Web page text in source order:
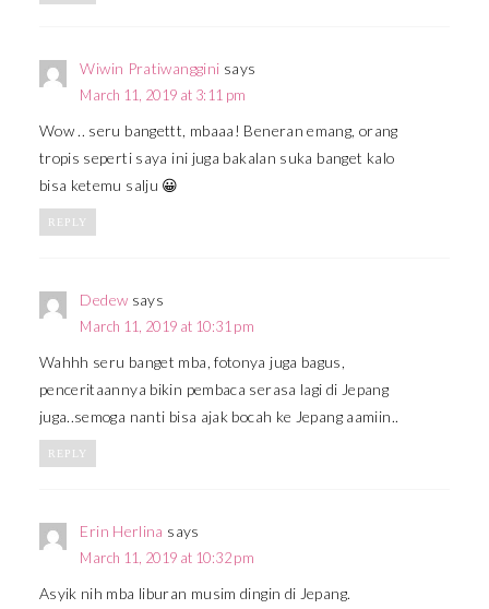
Wiwin Pratiwanggini says
March 11, 2019 at 3:11 pm
Wow .. seru bangettt, mbaaa! Beneran emang, orang
tropis seperti saya ini juga bakalan suka banget kalo
bisa ketemu salju 😀
REPLY
Dedew says
March 11, 2019 at 10:31 pm
Wahhh seru banget mba, fotonya juga bagus,
penceritaannya bikin pembaca serasa lagi di Jepang
juga..semoga nanti bisa ajak bocah ke Jepang aamiin..
REPLY
Erin Herlina says
March 11, 2019 at 10:32 pm
Asyik nih mba liburan musim dingin di Jepang.